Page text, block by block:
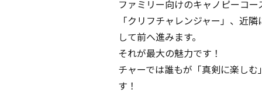
ファミリー向けのキャノピ
「クリフチャレンジャー」
して前へ進みます。
それが最大
チャーでは誰もが「真剣に楽し
す！